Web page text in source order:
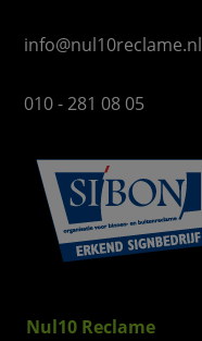
info@nul10reclame.nl
010 - 281 08 05
Nul10 Reclame